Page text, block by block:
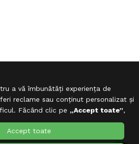
a vă îmbunătăți experiența de
reclame sau conținut personalizat și
Făcând clic pe „Accept toate”,
Cookie-urilor.
Accept toate